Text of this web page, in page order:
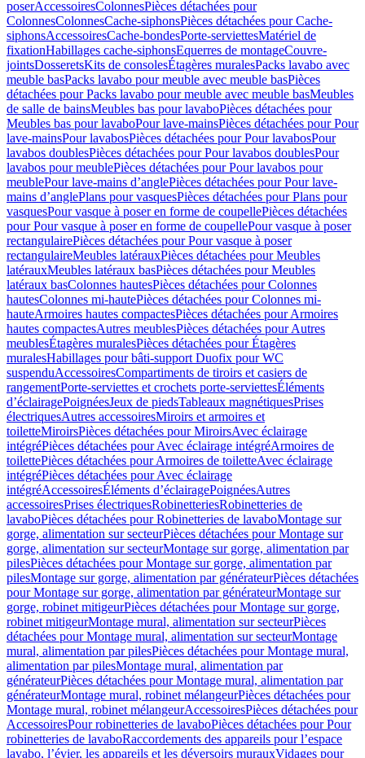
poserAccessoiresColonnesPièces détachées pour
ColonnesColonnesCache-siphonsPièces détachées pour Cache-
siphonsAccessoiresCache-bondesPorte-serviettesMatériel de
fixationHabillages cache-siphonsEquerres de montageCouvre-
jointsDosseretsKits de consolesÉtagères muralesPacks lavabo avec
meuble basPacks lavabo pour meuble avec meuble basPièces
détachées pour Packs lavabo pour meuble avec meuble basMeubles
de salle de bainsMeubles bas pour lavaboPièces détachées pour
Meubles bas pour lavaboPour lave-mainsPièces détachées pour Pour
lave-mainsPour lavabosPièces détachées pour Pour lavabosPour
lavabos doublesPièces détachées pour Pour lavabos doublesPour
lavabos pour meublePièces détachées pour Pour lavabos pour
meublePour lave-mains d’anglePièces détachées pour Pour lave-
mains d’anglePlans pour vasquesPièces détachées pour Plans pour
vasquesPour vasque à poser en forme de coupellePièces détachées
pour Pour vasque à poser en forme de coupellePour vasque à poser
rectangulairePièces détachées pour Pour vasque à poser
rectangulaireMeubles latérauxPièces détachées pour Meubles
latérauxMeubles latéraux basPièces détachées pour Meubles
latéraux basColonnes hautesPièces détachées pour Colonnes
hautesColonnes mi-hautePièces détachées pour Colonnes mi-
hauteArmoires hautes compactesPièces détachées pour Armoires
hautes compactesAutres meublesPièces détachées pour Autres
meublesÉtagères muralesPièces détachées pour Étagères
muralesHabillages pour bâti-support Duofix pour WC
suspenduAccessoiresCompartiments de tiroirs et casiers de
rangementPorte-serviettes et crochets porte-serviettesÉléments
d’éclairagePoignéesJeux de piedsTableaux magnétiquesPrises
électriquesAutres accessoiresMiroirs et armoires et
toiletteMiroirsPièces détachées pour MiroirsAvec éclairage
intégréPièces détachées pour Avec éclairage intégréArmoires de
toilettePièces détachées pour Armoires de toiletteAvec éclairage
intégréPièces détachées pour Avec éclairage
intégréAccessoiresÉléments d’éclairagePoignéesAutres
accessoiresPrises électriquesRobinetteriesRobinetteries de
lavaboPièces détachées pour Robinetteries de lavaboMontage sur
gorge, alimentation sur secteurPièces détachées pour Montage sur
gorge, alimentation sur secteurMontage sur gorge, alimentation par
pilesPièces détachées pour Montage sur gorge, alimentation par
pilesMontage sur gorge, alimentation par générateurPièces détachées
pour Montage sur gorge, alimentation par générateurMontage sur
gorge, robinet mitigeurPièces détachées pour Montage sur gorge,
robinet mitigeurMontage mural, alimentation sur secteurPièces
détachées pour Montage mural, alimentation sur secteurMontage
mural, alimentation par pilesPièces détachées pour Montage mural,
alimentation par pilesMontage mural, alimentation par
générateurPièces détachées pour Montage mural, alimentation par
générateurMontage mural, robinet mélangeurPièces détachées pour
Montage mural, robinet mélangeurAccessoiresPièces détachées pour
AccessoiresPour robinetteries de lavaboPièces détachées pour Pour
robinetteries de lavaboRaccordements des appareils pour l’espace
lavabo, l’évier, les appareils et les déversoirs murauxVidages pour